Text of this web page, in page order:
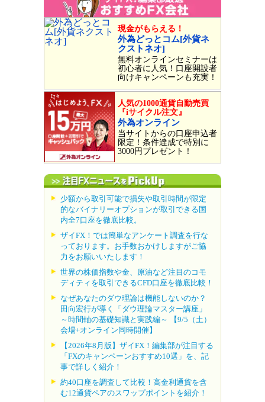
現金がもらえる！
外為どっとコム[外貨ネ
クストネオ]
無料オンラインセミナーは
初心者に人気！口座開設者
向けキャンペーンも充実！
人気の1000通貨自動売買
『iサイクル注文』
外為オンライン
当サイトからの口座申込者
限定！条件達成で特別に
3000円プレゼント！
少額から取引可能で損失や取引時間が限定
的なバイナリーオプションが取引できる国
内全7口座を徹底比較。
ザイFX！では簡単なアンケート調査を行な
っております。お手数おかけしますがご協
力をお願いいたします！
世界の株価指数や金、原油など注目のコモ
ディティを取引できるCFD口座を徹底比較！
なぜあなたのダウ理論は機能しないのか？
田向宏行が導く「ダウ理論マスター講座」
～時間軸の基礎知識と実践編～ 【9/5（土）
会場+オンライン同時開催】
【2026年8月版】ザイFX！編集部が注目する
「FXのキャンペーンおすすめ10選」を、記
事で詳しく紹介！
約40口座を調査して比較！高金利通貨を含
む12通貨ペアのスワップポイントを紹介！